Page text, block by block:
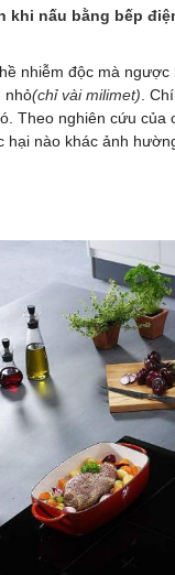
khi nấu bằng bếp
nhiễm độc mà ngược
nhỏ(chỉ vài milimet) .
Theo nghiên cứu
nào khác ảnh